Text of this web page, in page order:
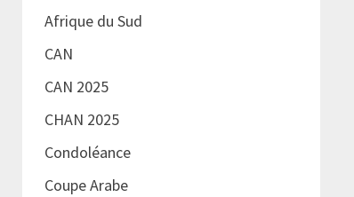
Afrique du Sud
CAN
CAN 2025
CHAN 2025
Condoléance
Coupe Arabe